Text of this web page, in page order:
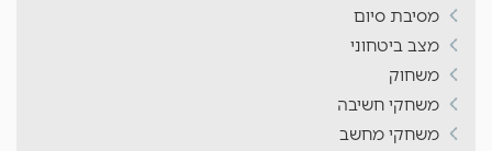
מסיבת סיום
מצב ביטחוני
משחוק
משחקי חשיבה
משחקי מחשב